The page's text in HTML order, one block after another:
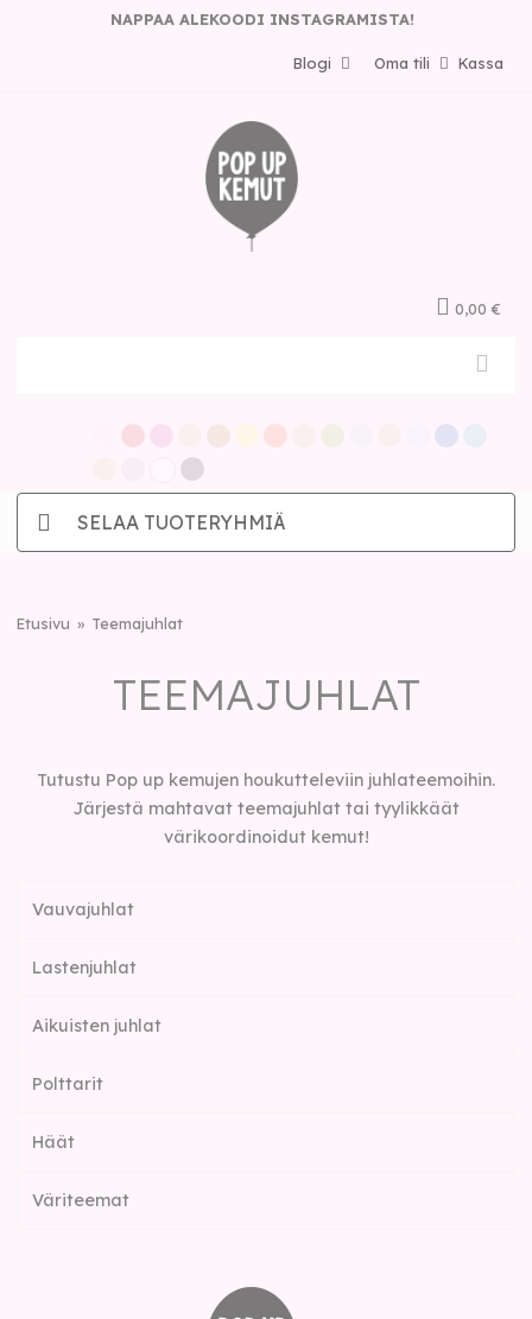
NAPPAA ALEKOODI INSTAGRAMISTA!
Kassa
Oma tili
Blogi
0,00 €
SELAA TUOTERYHMIÄ
Etusivu Teemajuhlat
TEEMAJUHLAT
Tutustu Pop up kemujen houkutteleviin juhlateemoihin.
Järjestä mahtavat teemajuhlat tai tyylikkäät
värikoordinoidut kemut!
Vauvajuhlat
Lastenjuhlat
Aikuisten juhlat
Polttarit
Häät
Väriteemat